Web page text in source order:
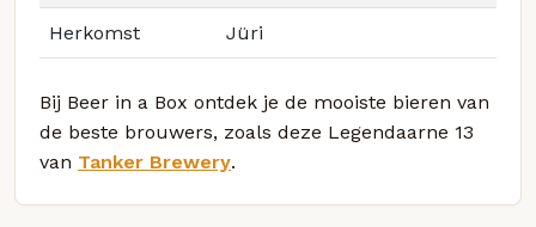
Herkomst Jüri
Bij Beer in a Box ontdek je de mooiste bieren van
de beste brouwers, zoals deze Legendaarne 13
van Tanker Brewery.